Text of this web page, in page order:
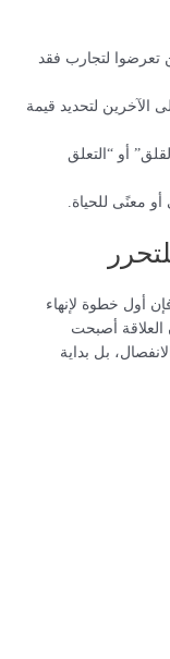
لتجارب فقد
الآخرين لتحديد قيمة
أو “التعلق
معنًى للحياة.
أول خطوة لإنهاء
العلاقة أصبحت
بل بداية